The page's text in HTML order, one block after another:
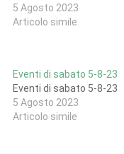
5 Agosto 2023
Articolo simile
Eventi di sabato 5-8-23
Eventi di sabato 5-8-23
5 Agosto 2023
Articolo simile